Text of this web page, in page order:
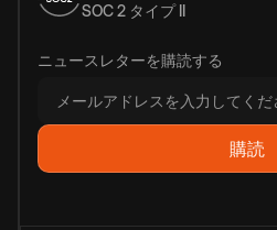
SOC 2 タイプ II
ニュースレターを購読する